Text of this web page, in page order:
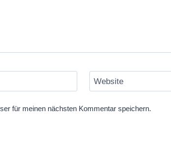
Website
für meinen nächsten Kommentar speichern.